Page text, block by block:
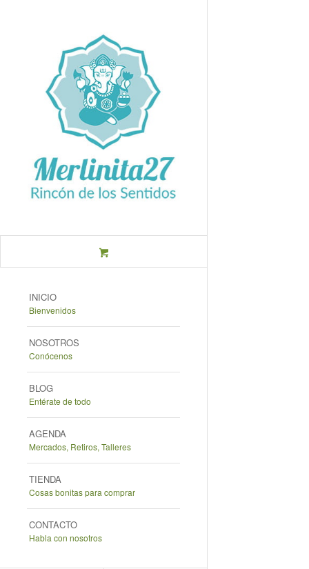
INICIO
Bienvenidos
NOSOTROS
Conócenos
BLOG
Entérate de todo
AGENDA
Mercados, Retiros, Talleres
TIENDA
Cosas bonitas para comprar
CONTACTO
Habla con nosotros